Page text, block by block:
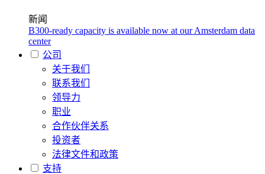
新闻
B300-ready capacity is available now at our Amsterdam data
center
公司
关于我们
联系我们
领导力
职业
合作伙伴关系
投资者
法律文件和政策
支持